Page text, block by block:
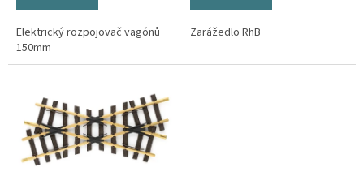
Elektrický rozpojovač vagónů
150mm
Zarážedlo RhB